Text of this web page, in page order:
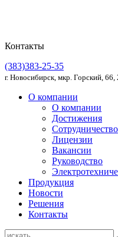
Контакты
(383)383-25-35
г. Новосибирск, мкр. Горский,
О компании
О компании
Достижения
Сотрудничество
Лицензии
Вакансии
Руководство
Продукция
Новости
Решения
Контакты